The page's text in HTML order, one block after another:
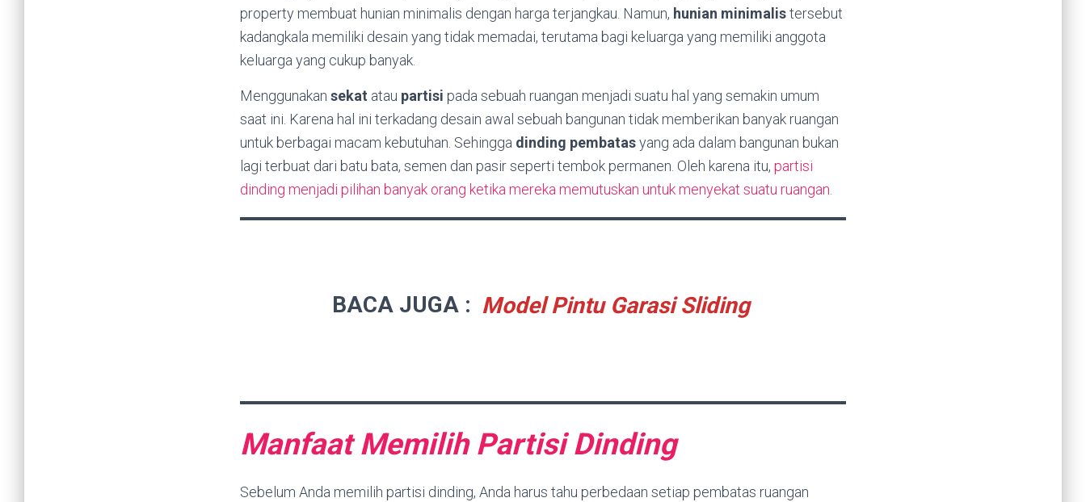
property membuat hunian minimalis dengan harga terjangkau. Namun, hunian minimalistersebut
kadangkala memiliki desain yang tidak memadai, terutama bagi keluarga yang memiliki anggota
keluarga yang cukup banyak.
Menggunakan sekat atau partisi pada sebuah ruangan menjadi suatu hal yang semakin umum
saat ini. Karena hal ini terkadang desain awal sebuah bangunan tidak memberikan banyak ruangan
untuk berbagai macam kebutuhan. Sehingga dinding pembatasyang ada dalam bangunan bukan
lagi terbuat dari batu bata, semen dan pasir seperti tembok permanen. Oleh karena itu, partisi
dinding menjadi pilihan banyak orang ketika mereka memutuskan untuk menyekat suatu ruangan.
BACA JUGA : Model Pintu Garasi Sliding
Manfaat Memilih Partisi Dinding
Sebelum Anda memilih partisi dinding, Anda harus tahu perbedaan setiap pembatas ruangan